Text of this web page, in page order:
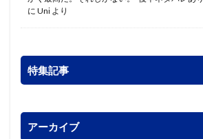
に Uni より
特集記事
アーカイブ